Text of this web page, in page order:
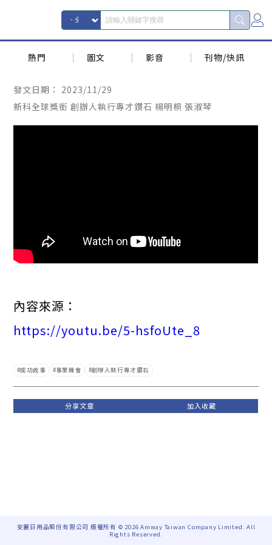
熱門 圖文 影音 刊物/快訊
發文日期： 2023/11/29
新科全球獎銜 創辦人執行專才鑽石 楊明桐 張淑琴
內容來源：
https://youtu.be/5-hsfoUte_8
成功故事 事業機會 創辦人執行專才鑽石
安麗日用品股份有限公司 版權所有 © 2026 Amway Taiwan Company Limited. All
Rights Reserved.